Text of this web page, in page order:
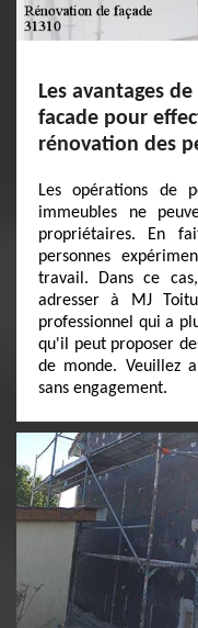
Les avantages
facade pour
rénovation des
Les opérations de
immeubles ne
propriétaires. En
personnes
travail. Dans ce
adresser à MJ
professionnel qui a
qu'il peut proposer
de monde. Veuillez
sans engagement.